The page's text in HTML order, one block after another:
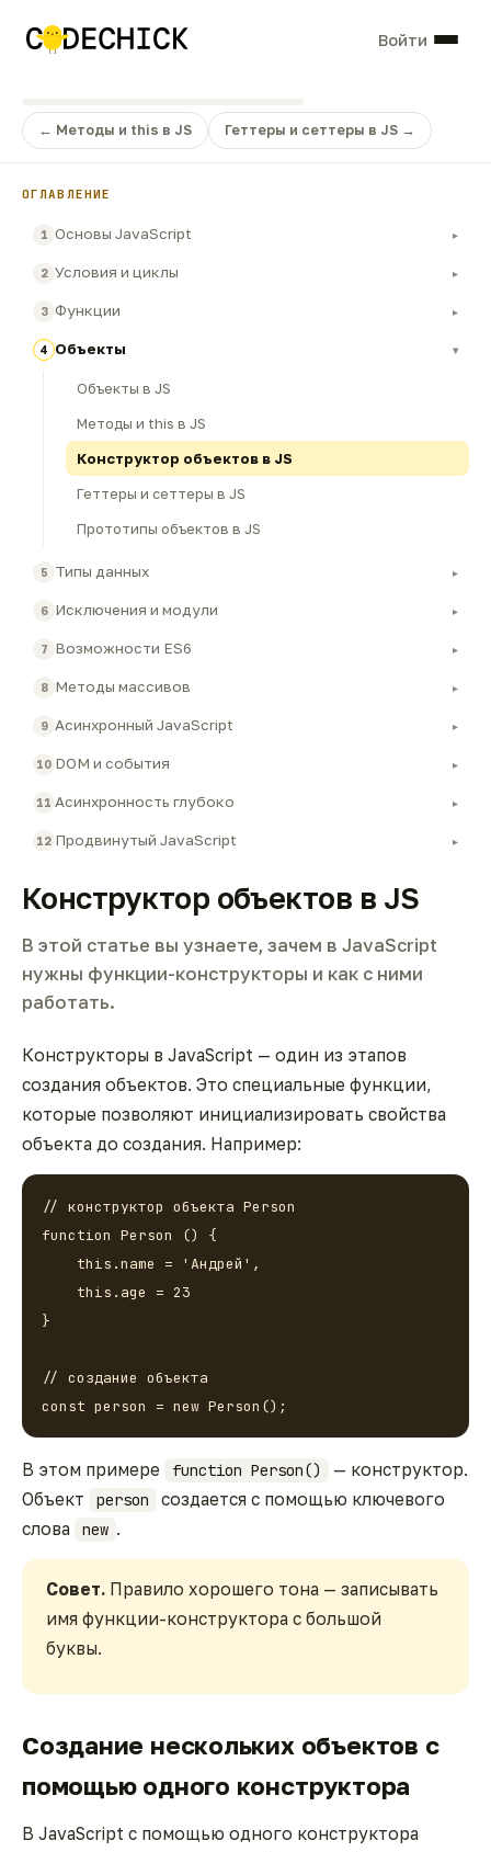
Войти
← Методы и this в JS Геттеры и сеттеры в JS →
ОГЛАВЛЕНИЕ
1 Основы JavaScript ▸
2 Условия и циклы ▸
3 Функции ▸
4 Объекты ▾
Объекты в JS
Методы и this в JS
Конструктор объектов в JS
Геттеры и сеттеры в JS
Прототипы объектов в JS
5 Типы данных ▸
6 Исключения и модули ▸
7 Возможности ES6 ▸
8 Методы массивов ▸
9 Асинхронный JavaScript ▸
10 DOM и события ▸
11 Асинхронность глубоко ▸
12 Продвинутый JavaScript ▸
Конструктор объектов в JS
В этой статье вы узнаете, зачем в JavaScript
нужны функции-конструкторы и как с ними
работать.
Конструкторы в JavaScript — один из этапов
создания объектов. Это специальные функции,
которые позволяют инициализировать свойства
объекта до создания. Например:
// конструктор объекта Person
function Person () {
    this.name = 'Андрей',
    this.age = 23
}
// создание объекта
const person = new Person();
В этом примере function Person()
— конструктор.
Объект
person
создается с помощью ключевого
слова
new .
Совет. Правило хорошего тона — записывать
имя функции-конструктора с большой
буквы.
Создание нескольких объектов с
помощью одного конструктора
В JavaScript с помощью одного конструктора